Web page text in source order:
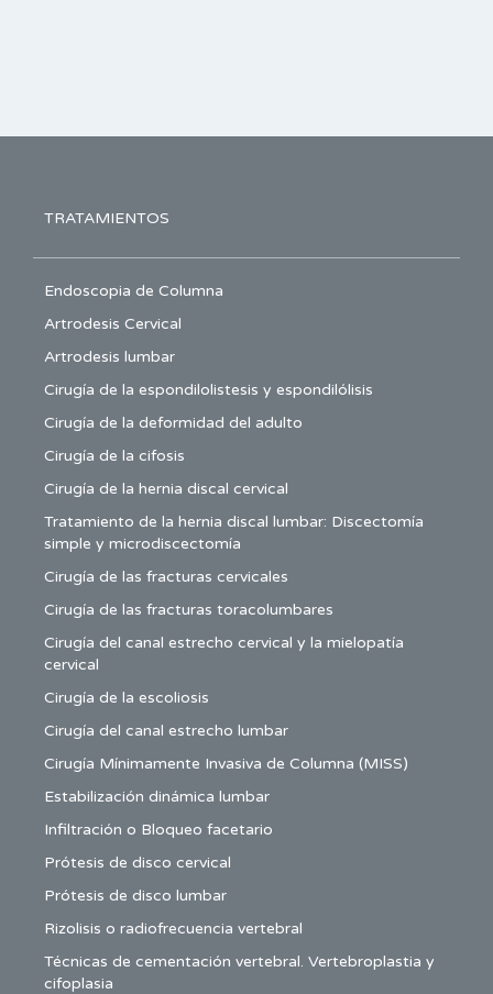
TRATAMIENTOS
Endoscopia de Columna
Artrodesis Cervical
Artrodesis lumbar
Cirugía de la espondilolistesis y espondilólisis
Cirugía de la deformidad del adulto
Cirugía de la cifosis
Cirugía de la hernia discal cervical
Tratamiento de la hernia discal lumbar: Discectomía
simple y microdiscectomía
Cirugía de las fracturas cervicales
Cirugía de las fracturas toracolumbares
Cirugía del canal estrecho cervical y la mielopatía
cervical
Cirugía de la escoliosis
Cirugía del canal estrecho lumbar
Cirugía Mínimamente Invasiva de Columna (MISS)
Estabilización dinámica lumbar
Infiltración o Bloqueo facetario
Prótesis de disco cervical
Prótesis de disco lumbar
Rizolisis o radiofrecuencia vertebral
Técnicas de cementación vertebral. Vertebroplastia y
cifoplasia